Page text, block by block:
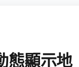
態顯示地